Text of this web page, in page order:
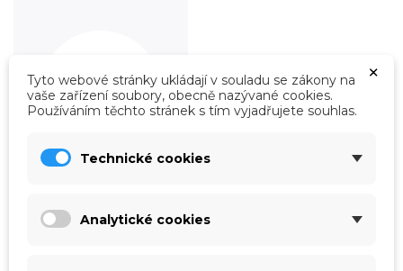
Prohlédnout
×
Tyto webové stránky ukládají v souladu se zákony na
vaše zařízení soubory, obecně nazývané cookies.
Používáním těchto stránek s tím vyjadřujete souhlas.
Technické cookies
Analytické cookies